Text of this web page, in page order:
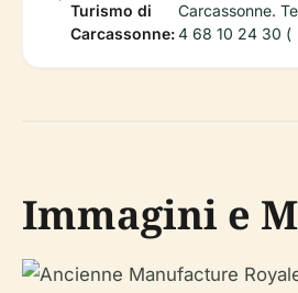
Turismo di
Carcassonne:
Carcassonne.
4 68 10 24 30 (
Immagini e